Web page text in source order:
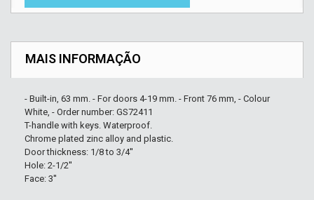
MAIS INFORMAÇÃO
- Built-in, 63 mm. - For doors 4-19 mm. - Front 76 mm, - Colour
White, - Order number: GS72411
T-handle with keys. Waterproof.
Chrome plated zinc alloy and plastic.
Door thickness: 1/8 to 3/4''
Hole: 2-1/2''
Face: 3''